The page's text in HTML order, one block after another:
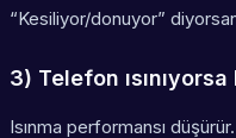
“Kesiliyor/donuyor”
3) Telefon
Isınma performansı